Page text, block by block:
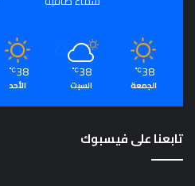
38
℃
الجمعة
38
℃
السبت
38
℃
الأحد
تابعنا على فيسبوك